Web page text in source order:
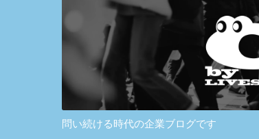
問い続ける時代の企業ブログです